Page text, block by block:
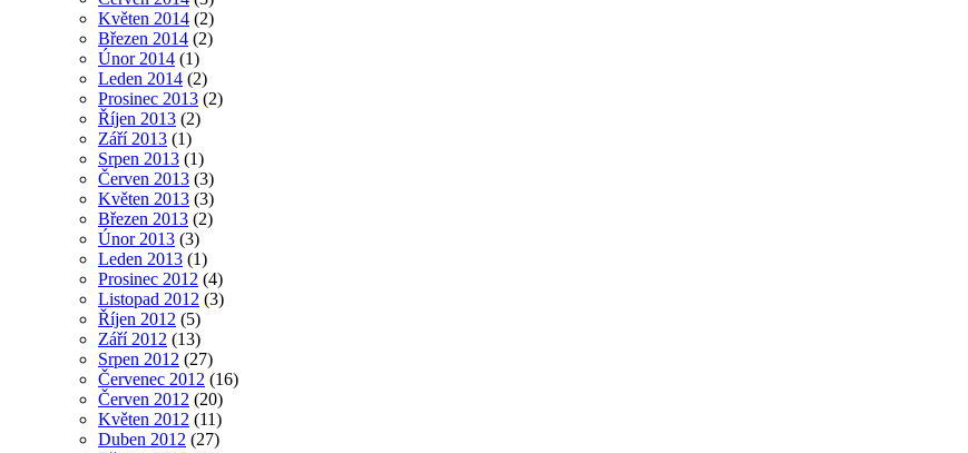
Květen 2014 (2)
Březen 2014 (2)
Únor 2014 (1)
Leden 2014 (2)
Prosinec 2013 (2)
Říjen 2013 (2)
Září 2013 (1)
Srpen 2013 (1)
Červen 2013 (3)
Květen 2013 (3)
Březen 2013 (2)
Únor 2013 (3)
Leden 2013 (1)
Prosinec 2012 (4)
Listopad 2012 (3)
Říjen 2012 (5)
Září 2012 (13)
Srpen 2012 (27)
Červenec 2012 (16)
Červen 2012 (20)
Květen 2012 (11)
Duben 2012 (27)